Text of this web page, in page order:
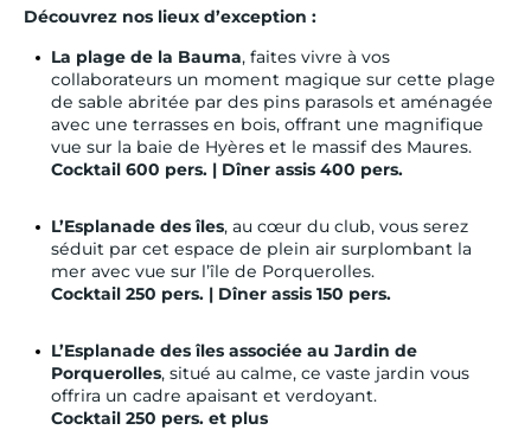
Découvrez nos lieux d’exception :
La plage de la Bauma, faites vivre à vos
collaborateurs un moment magique sur cette plage
de sable abritée par des pins parasols et aménagée
avec une terrasses en bois, offrant une magnifique
vue sur la baie de Hyères et le massif des Maures.
Cocktail 600 pers. | Dîner assis 400 pers.
L’Esplanade des îles, au cœur du club, vous serez
séduit par cet espace de plein air surplombant la
mer avec vue sur l’île de Porquerolles.
Cocktail 250 pers. | Dîner assis 150 pers.
L’Esplanade des îles associée au Jardin de
Porquerolles, situé au calme, ce vaste jardin vous
offrira un cadre apaisant et verdoyant.
Cocktail 250 pers. et plus